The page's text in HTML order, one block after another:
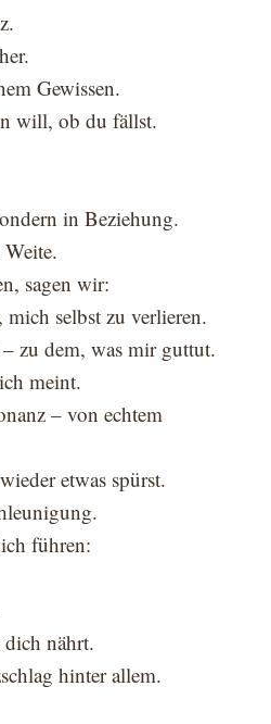
Gewissen.
will, ob du fällst.
in Beziehung.
sagen wir:
selbst zu verlieren.
zu dem, was mir guttut.
meint.
– von echtem
etwas spürst.
führen:
nährt.
hinter allem.